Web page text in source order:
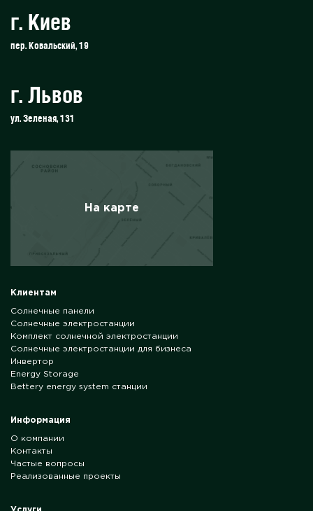
г. Киев
пер. Ковальский, 19
г. Львов
ул. Зеленая, 131
На карте
Клиентам
Солнечные панели
Солнечные электростанции
Комплект солнечной электростанции
Солнечные электростанции для бизнеса
Инвертор
Energy Storage
Bettery energy system станции
Информация
О компании
Контакты
Частые вопросы
Реализованные проекты